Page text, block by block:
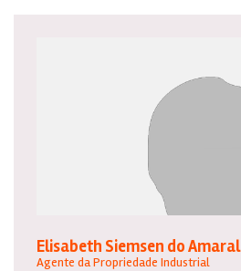
Elisabeth Siemsen do Amaral
Agente da Propriedade Industrial